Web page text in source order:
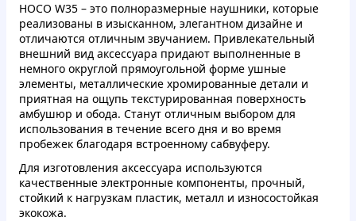
HOCO W35 – это полноразмерные наушники, которые
реализованы в изысканном, элегантном дизайне и
отличаются отличным звучанием. Привлекательный
внешний вид аксессуара придают выполненные в
немного округлой прямоугольной форме ушные
элементы, металлические хромированные детали и
приятная на ощупь текстурированная поверхность
амбушюр и обода. Станут отличным выбором для
использования в течение всего дня и во время
пробежек благодаря встроенному сабвуферу.
Для изготовления аксессуара используются
качественные электронные компоненты, прочный,
стойкий к нагрузкам пластик, металл и износостойкая
экокожа.